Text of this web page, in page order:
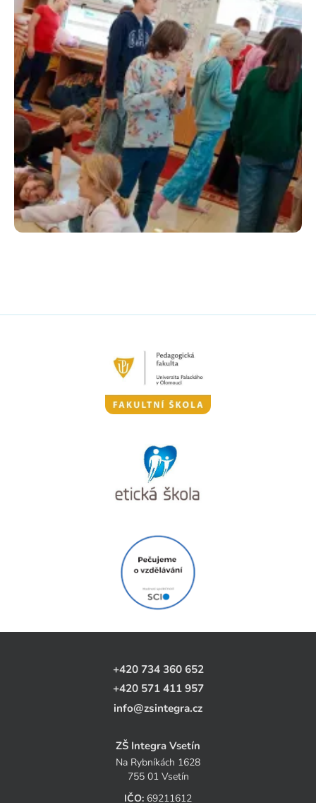
+420 734 360 652
+420 571 411 957
info@zsintegra.cz
ZŠ Integra Vsetín
Na Rybníkách 1628
755 01 Vsetín
IČO: 69211612